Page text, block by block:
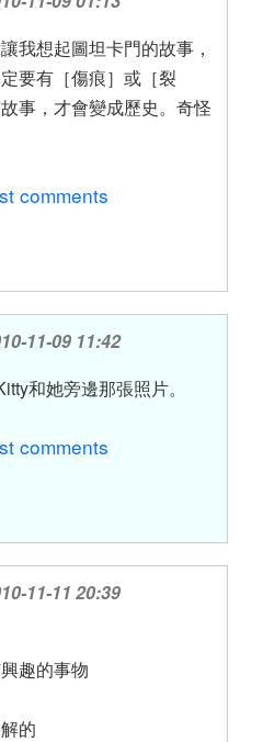
我想起圖坦卡門的故事，
要有［傷痕］或［裂
事，才會變成歷史。奇怪
comments
11-09 11:42
和她旁邊那張照片。
comments
11-11 20:39
趣的事物
的